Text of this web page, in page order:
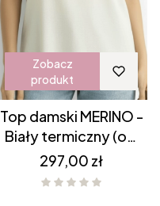
Zobacz
produkt
Top damski MERINO -
Biały termiczny (off
white) (1)
Cena
297,00 zł